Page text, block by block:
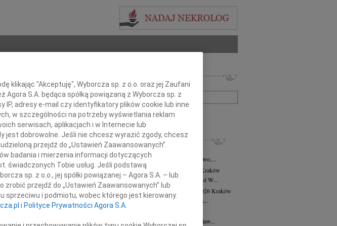
Imię i nazwisko lub numer ogłoszenia:
+ szukanie zaawansowane
INNE NEKROLOGI
03.08.2026Kraków
Dla Basi Domek, Dora i Klaudiusz, Eliza, Gwo,...
Magdalena Płonka-Kalkowska
Kraków
Magdalena Płonka-Kalkowska Kuka architekt W...
Barbara Tworzewska-Mikołajewicz
02.07.2026 Kraków
Z głębokim żalem żegnamy naszą wieloletnią...
Stanisław Król
23 czerwca 2026 roku odszedł Mistrz Stanisław...
klikając "Akceptuję", Wyborcza sp. z o.o. oraz jej Zaufani
Agora S.A. będąca spółką powiązaną z Wyborcza sp. z
adresy e-mail czy identyfikatory plików cookie lub inne
w szczególności na potrzeby wyświetlania reklam
serwisach, aplikacjach i w Internecie lub
jest dobrowolne. Jeśli nie chcesz wyrazić zgody, chcesz
przejdź do „Ustawień Zaawansowanych”.
badania i mierzenia informacji dotyczących
świadczonych Tobie usług. Jeśli podstawą
sp. z o.o., jej spółki powiązanej – Agora S.A. – lub
przejdź do „Ustawień Zaawansowanych” lub
i podmiotu, wobec którego jest kierowany.
i Polityce Prywatności Agora S.A.